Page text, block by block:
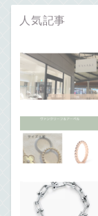
人気記事